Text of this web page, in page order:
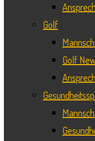
Golf
Golf